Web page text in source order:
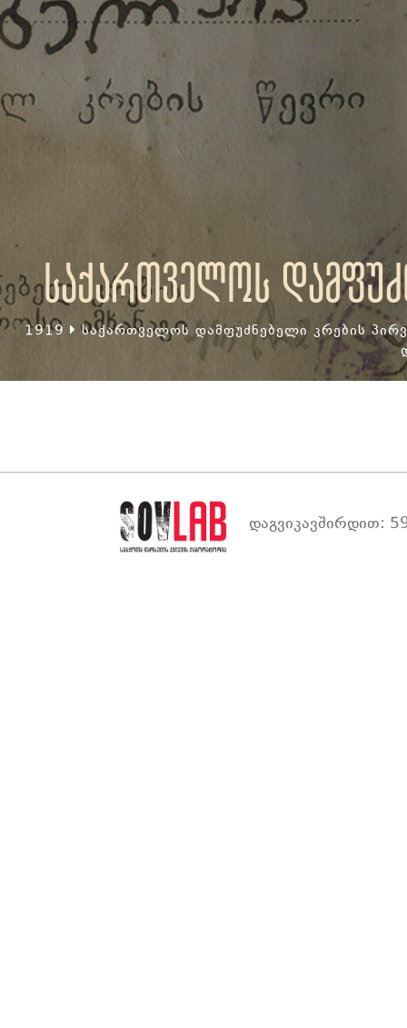
საქართველოს
1919
საქართველოს დამფუძნებელი კრების
დაგვიკავშირდით: